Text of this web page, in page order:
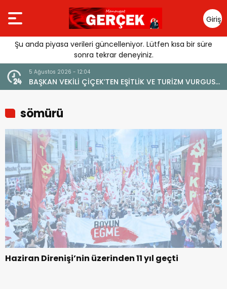
Giriş
Yap
Şu anda piyasa verileri güncelleniyor. Lütfen kısa bir süre
sonra tekrar deneyiniz.
5 Ağustos 2026 - 12:04
BAŞKAN VEKİLİ ÇİÇEK’TEN EŞİTLİK VE TURİZM VURGUSU:
“MANAVGAT’IN MARKA DEĞERİNE ZARAR VERİLMEMELİ”
sömürü
Haziran Direnişi’nin üzerinden 11 yıl geçti